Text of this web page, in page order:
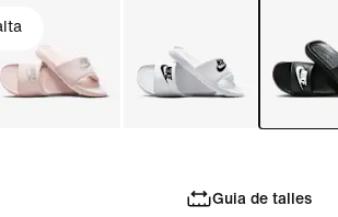
Guia de talles